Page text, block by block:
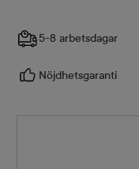
5-8 arbetsdagar
Nöjdhetsgaranti